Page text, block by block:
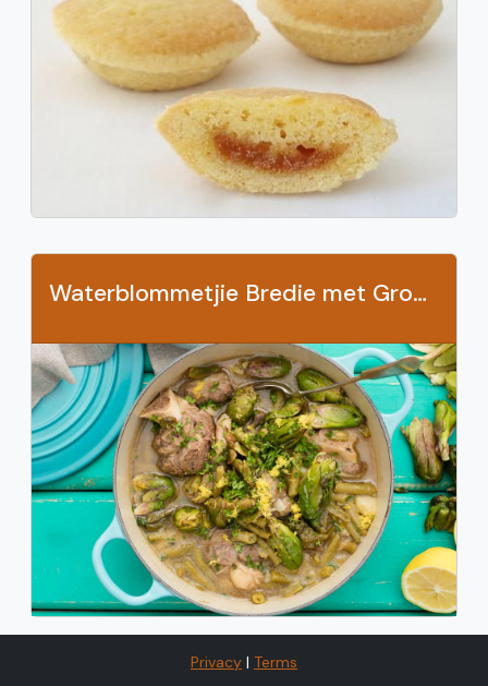
Waterblommetjie Bredie met Groenbone
Privacy | Terms